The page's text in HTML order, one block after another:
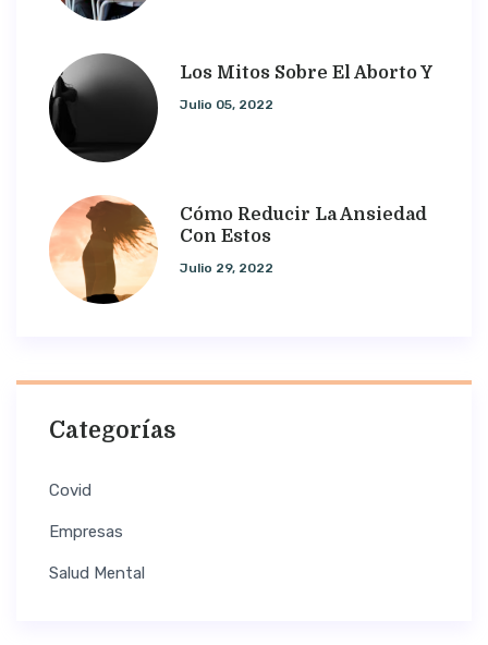
Los Mitos Sobre El Aborto Y
Julio 05, 2022
Cómo Reducir La Ansiedad
Con Estos
Julio 29, 2022
Categorías
Covid
Empresas
Salud Mental